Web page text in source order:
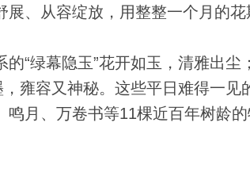
、从容绽放，用整整一个月的花
绿幕隐玉”花开如玉，清雅出尘
，雍容又神秘。这些平日难得一
鸣月、万卷书等11棵近百年树龄